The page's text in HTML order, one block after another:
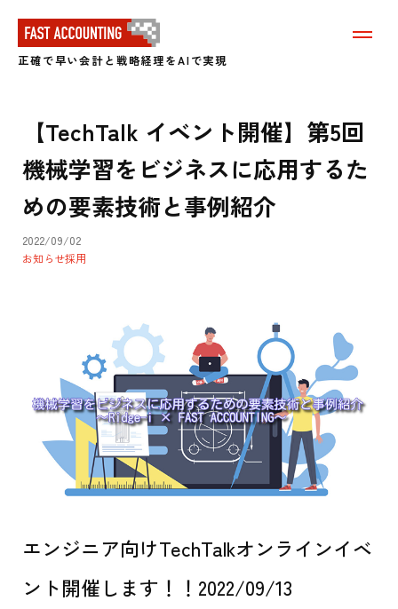
正確で早い会計と戦略経理をAIで実現
メ
表
示
る
【TechTalk イベント開催】第5回
機械学習をビジネスに応用するた
めの要素技術と事例紹介
2022/09/02
お知らせ採用
エンジニア向けTechTalkオンラインイベ
ント開催します！！2022/09/13